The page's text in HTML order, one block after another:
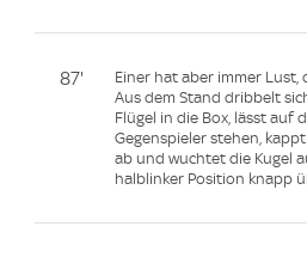
87'
Einer hat aber immer Lust,
Aus dem Stand dribbelt
Flügel in die Box, lässt auf
Gegenspieler stehen,
ab und wuchtet die Kugel
halblinker Position knapp